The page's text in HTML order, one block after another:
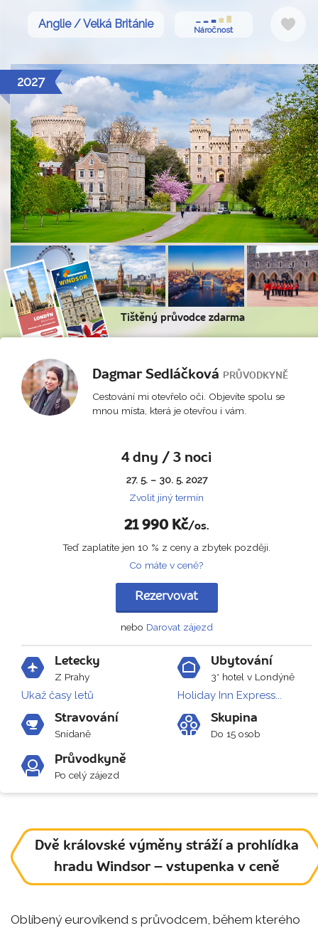
Anglie / Velká Británie Náročnost
Do
2027
Tištěný průvodce zdarma
Dagmar Sedláčková PRŮVODKYNĚ
Cestování mi otevřelo oči. Objevíte spolu se
mnou místa, která je otevřou i vám.
4 dny / 3 noci
27. 5. – 30. 5. 2027
Zvolit jiný termín
21 990 Kč/os.
Teď zaplatíte jen 10 % z ceny a zbytek později.
Co máte v ceně?
Rezervovat
nebo Darovat zájezd
Letecky
Z Prahy
Ukaž časy letů
Ubytování
3* hotel v Londýně
Holiday Inn Express...
Stravování
Snídaně
Skupina
Do 15 osob
Průvodkyně
Po celý zájezd
Dvě královské výměny stráží a prohlídka
hradu Windsor – vstupenka v ceně
Oblíbený eurovíkend s průvodcem, během kterého